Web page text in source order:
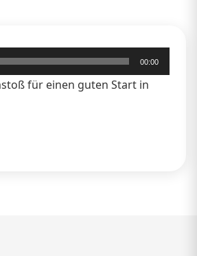
00:00
für einen guten Start in